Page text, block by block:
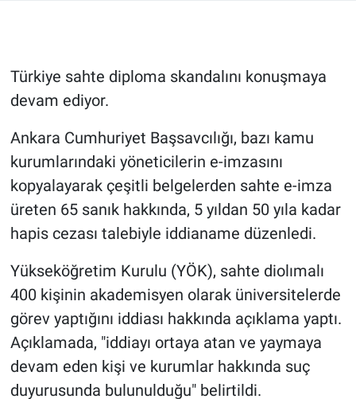
Türkiye sahte diploma skandalını konuşmaya
devam ediyor.
Ankara Cumhuriyet Başsavcılığı, bazı kamu
kurumlarındaki yöneticilerin e-imzasını
kopyalayarak çeşitli belgelerden sahte e-imza
üreten 65 sanık hakkında, 5 yıldan 50 yıla kadar
hapis cezası talebiyle iddianame düzenledi.
Yükseköğretim Kurulu (YÖK), sahte diolımalı
400 kişinin akademisyen olarak üniversitelerde
görev yaptığını iddiası hakkında açıklama yaptı.
Açıklamada, "iddiayı ortaya atan ve yaymaya
devam eden kişi ve kurumlar hakkında suç
duyurusunda bulunulduğu" belirtildi.
Gündem Özel
Günün görüntüsü
Haber
İlan
Koronavirüs
Kültür Sanat
Ne demişti